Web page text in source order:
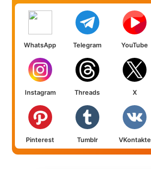
WhatsApp Telegram YouTube
Instagram Threads X
Pinterest Tumblr VKontakte